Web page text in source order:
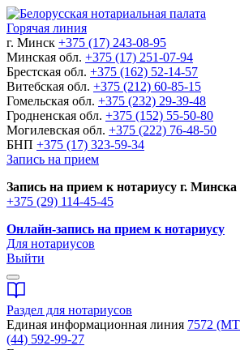
Горячая линия
г. Минск +375 (17) 243-08-95
Минская обл. +375 (17) 251-07-94
Брестская обл. +375 (162) 52-14-57
Витебская обл. +375 (212) 60-85-15
Гомельская обл. +375 (232) 29-39-48
Гродненская обл. +375 (152) 55-50-80
Могилевская обл. +375 (222) 76-48-50
БНП +375 (17) 323-59-34
Запись на прием
Запись на прием к нотариусу г. Минска
+375 (29) 114-45-45
Онлайн-запись на прием к нотариусу
Для нотариусов
Выйти
Раздел для нотариусов
Единая информационная линия 7572
(44) 592-99-27